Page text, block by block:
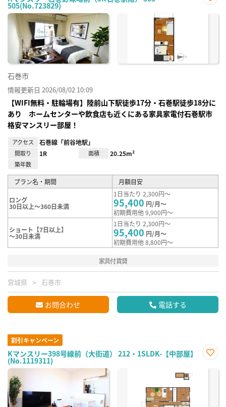
505(No.723829)
に入
石巻市
情報更新日 2026/08/02 10:09
【WIFI無料・駐輪場有】陸前山下駅徒歩17分・石巻駅徒歩18分に
あり ホームセンターや飲食店も近くにある家具家電付石巻駅市
格安マンスリー部屋！
アクセス 石巻線「前谷地駅」
間取り 1R 面積 20.25m²
築年数
プラン名・期間 月額目安
ロング
30日以上～360日未満
1日当たり 2,300円～
95,400 円/月～
初期費用他 9,900円～
ショート【7日以上】
～30日未満
1日当たり 2,300円～
95,400 円/月～
初期費用他 8,800円～
家具付賃貸
宮城県 石巻市
お問合わせ 電話する
割引キャンペーン
Kマンスリー398号線前（大街道） 212・1SLDK-【中部屋】
(No.1119311)
に入